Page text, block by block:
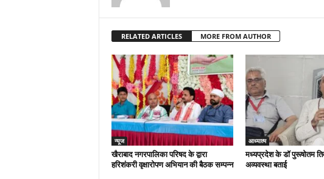
RELATED ARTICLES MORE FROM AUTHOR
न्यूज
खैराबाद नगरपालिका परिषद के द्वारा
हरिशंकरी वृक्षारोपण अभियान की बैठक सम्पन्न
आध्यात्म
मध्यप्रदेश के डॉ पुरूषोतम
अव्यवस्था बताई